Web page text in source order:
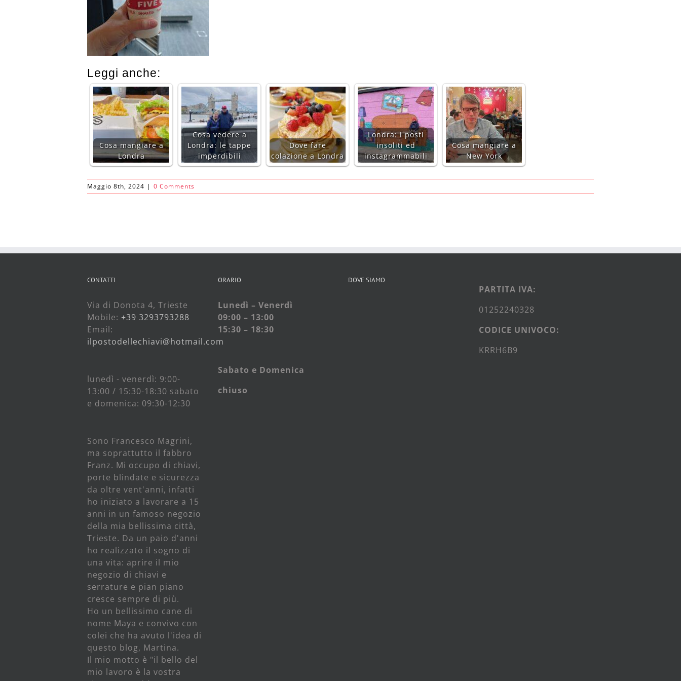
Leggi anche:
Cosa mangiare a
Londra
Cosa vedere a
Londra: le tappe
imperdibili
Dove fare
colazione a Londra
Londra: i posti
insoliti ed
instagrammabili
Cosa mangiare a
New York
Maggio 8th, 2024 | 0 Comments
CONTATTI
Via di Donota 4, Trieste
Mobile: +39 3293793288
Email:
ilpostodellechiavi@hotmail.com
lunedì - venerdì: 9:00-
13:00 / 15:30-18:30 sabato
e domenica: 09:30-12:30
Sono Francesco Magrini,
ma soprattutto il fabbro
Franz. Mi occupo di chiavi,
porte blindate e sicurezza
da oltre vent'anni, infatti
ho iniziato a lavorare a 15
anni in un famoso negozio
della mia bellissima città,
Trieste. Da un paio d'anni
ho realizzato il sogno di
una vita: aprire il mio
negozio di chiavi e
serrature e pian piano
cresce sempre di più.
Ho un bellissimo cane di
nome Maya e convivo con
colei che ha avuto l'idea di
questo blog, Martina.
Il mio motto è "il bello del
mio lavoro è la vostra
ORARIO
Lunedì – Venerdì
09:00 – 13:00
15:30 – 18:30
Sabato e Domenica
chiuso
DOVE SIAMO
PARTITA IVA:
01252240328
CODICE UNIVOCO:
KRRH6B9